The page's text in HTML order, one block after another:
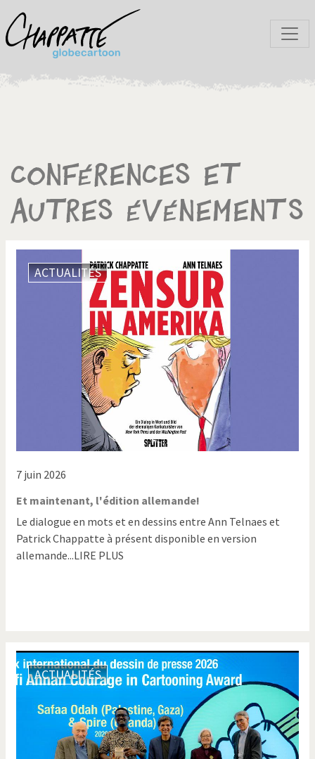
Conférences et
autres événements
ACTUALITÉS
7 juin 2026
Et maintenant, l'édition allemande!
Le dialogue en mots et en dessins entre Ann Telnaes et
Patrick Chappatte à présent disponible en version
allemande...LIRE PLUS
ACTUALITÉS